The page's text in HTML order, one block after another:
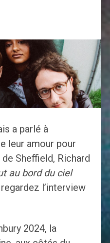
a parlé à
leur amour pour
Sheffield, Richard
au bord du ciel
l’interview
2024, la